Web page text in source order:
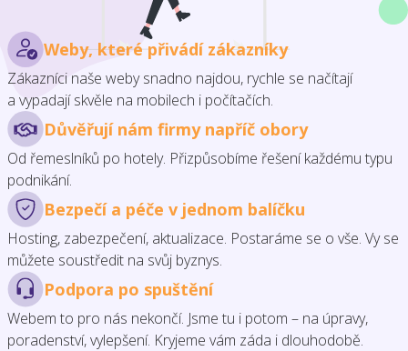
Weby, které přivádí zákazníky
Zákazníci naše weby snadno najdou, rychle se načítají
a vypadají skvěle na mobilech i počítačích.
Důvěřují nám firmy napříč obory
Od řemeslníků po hotely. Přizpůsobíme řešení každému typu
podnikání.
Bezpečí a péče v jednom balíčku
Hosting, zabezpečení, aktualizace. Postaráme se o vše. Vy se
můžete soustředit na svůj byznys.
Podpora po spuštění
Webem to pro nás nekončí. Jsme tu i potom – na úpravy,
poradenství, vylepšení. Kryjeme vám záda i dlouhodobě.